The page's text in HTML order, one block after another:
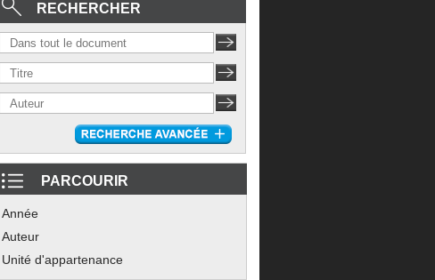
RECHERCHER
PARCOURIR
Année
Auteur
Unité d'appartenance